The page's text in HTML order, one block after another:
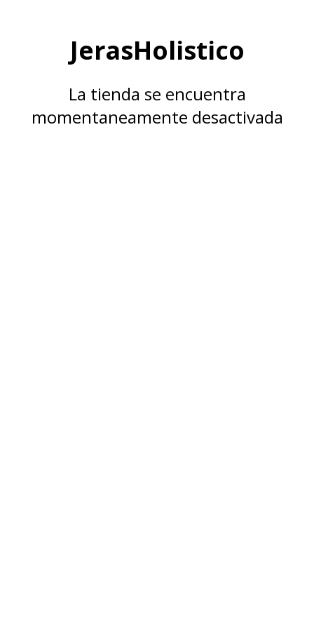
JerasHolistico
La tienda se encuentra
momentaneamente desactivada